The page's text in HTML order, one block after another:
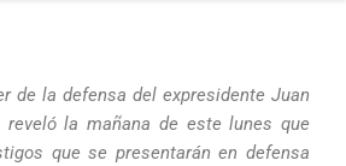
de la defensa del expresidente Juan
reveló la mañana de este lunes que
que se presentarán en defensa